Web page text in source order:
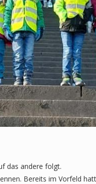
das andere folgt.
Bereits im Vorfeld